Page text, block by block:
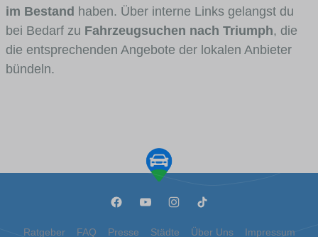
im Bestand haben. Über interne Links gelangst du
bei Bedarf zu Fahrzeugsuchen nach Triumph, die
die entsprechenden Angebote der lokalen Anbieter
bündeln.
Ratgeber FAQ Presse Städte Über Uns Impressum